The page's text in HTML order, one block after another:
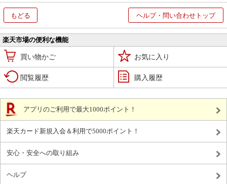
もどる ヘルプ・問い合わせトップ
楽天市場の便利な機能
買い物かご お気に入り
閲覧履歴 購入履歴
アプリのご利用で最大1000ポイント！
楽天カード新規入会＆利用で5000ポイント！
安心・安全への取り組み
ヘルプ